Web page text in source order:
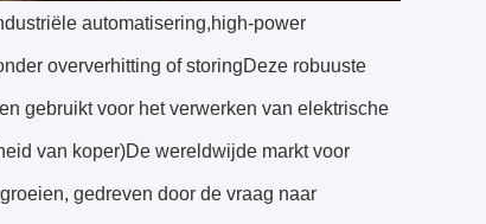
automatisering,high-power
oververhitting of storingDeze robuuste
gebruikt voor het verwerken van elektrische
van koper)De wereldwijde markt voor
gedreven door de vraag naar